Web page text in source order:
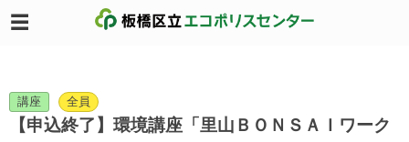
講座 全員
【申込終了】環境講座「里山ＢＯＮＳＡＩワーク